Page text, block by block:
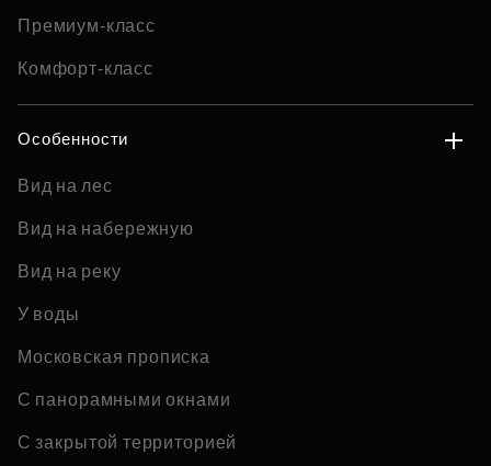
Премиум-класс
Комфорт-класс
Особенности
Вид на лес
Вид на набережную
Вид на реку
У воды
Московская прописка
С панорамными окнами
С закрытой территорией